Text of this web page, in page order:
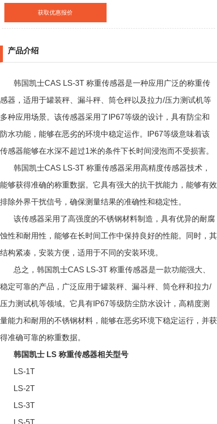
获取优惠报价
产品介绍
韩国凯士CAS LS-3T 称重传感器是一种应用广泛的称重传
感器，适用于罐装秤、漏斗秤、筒仓秤以及拉力/压力测试机等
多种应用场景。该传感器采用了IP67等级的设计，具有防尘和
防水功能，能够在恶劣的环境中稳定运作。IP67等级意味着该
传感器能够在水深不超过1米的条件下长时间浸泡而不受损害。
韩国凯士CAS LS-3T 称重传感器采用高精度传感器技术，
能够获得准确的称重数据。它具有强大的抗干扰能力，能够有效
排除外界干扰信号，确保测量结果的准确性和稳定性。
该传感器采用了高强度的不锈钢材料制造，具有优异的耐腐
蚀性和耐用性，能够在长时间工作中保持良好的性能。同时，其
结构紧凑，安装方便，适用于不同的安装环境。
总之， 韩国凯士CAS LS-3T 称重传感器是一款功能强大、
稳定可靠的产品，广泛应用于罐装秤、漏斗秤、筒仓秤和拉力/
压力测试机等领域。它具有IP67等级防尘防水设计，高精度测
量能力和耐用的不锈钢材料，能够在恶劣环境下稳定运行，并获
得准确可靠的称重数据。
韩国凯士 LS 称重传感器相关型号
LS-1T
LS-2T
LS-3T
LS-5T